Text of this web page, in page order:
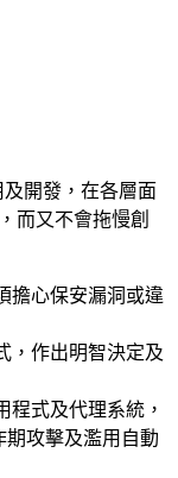
開發，在各層面
而又不會拖慢創
擔心保安漏洞或違
，作出明智決定及
程式及代理系統，
攻擊及濫用自動